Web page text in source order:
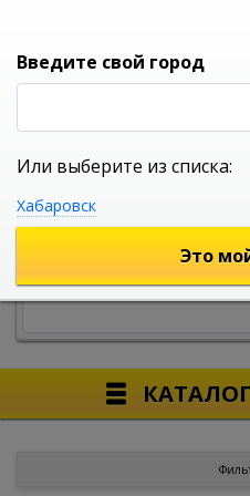
УНИВЕРСАЛЬНЫЙ
Введите свой город
Или выберите из списка:
Хабаровск
Это